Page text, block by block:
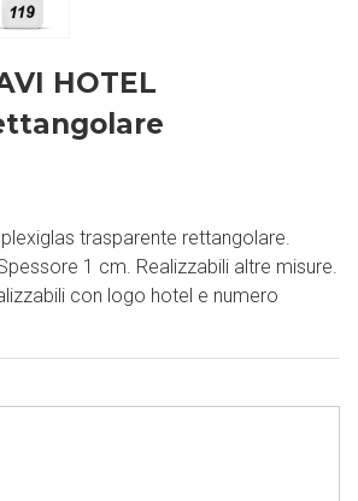
HOTEL
trasparente rettangolare.
1 cm. Realizzabili altre misure.
con logo hotel e numero